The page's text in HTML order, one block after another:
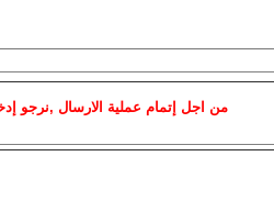
من اجل إتمام عملية الارسال ,نرجو